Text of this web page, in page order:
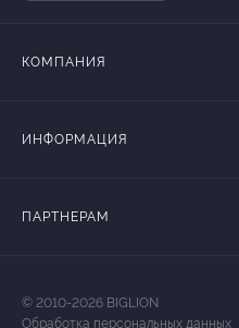
КОМПАНИЯ
ИНФОРМАЦИЯ
ПАРТНЕРАМ
© 2010-2026 BIGLION
Обработка персональных данных